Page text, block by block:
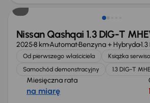
Nissan Qashqai 1.3 DIG-T
20258 kmAutomatBenzyna + Hybryda
Od pierwszego właściciela
Książka
Samochód demonstracyjny
1.3 DIG-T
Miesięczna rata
na miarę